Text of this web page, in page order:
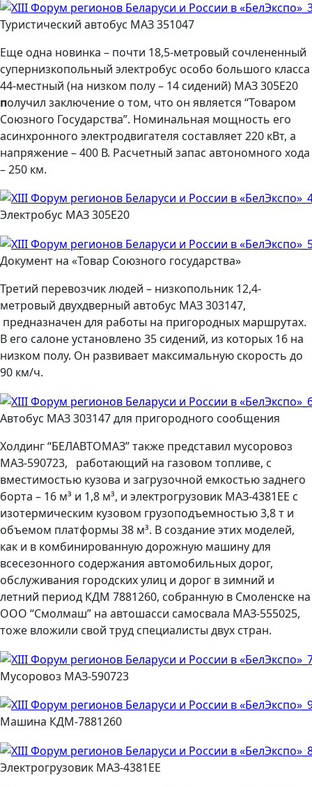
Туристический автобус МАЗ 351047
Еще одна новинка – почти 18,5-метровый сочлененный
супернизкопольный электробус особо большого класса
44-местный (на низком полу ­– 14 сидений) МАЗ 305Е20
получил заключение о том, что он является “Товаром
Союзного Государства”. Номинальная мощность его
асинхронного электродвигателя составляет 220 кВт, а
напряжение – 400 В. Расчетный запас автономного хода
– 250 км.
Электробус МАЗ 305Е20
Документ на «Товар Союзного государства»
Третий перевозчик людей – низкопольник 12,4-
метровый двухдверный автобус МАЗ 303147,
предназначен для работы на пригородных маршрутах.
В его салоне установлено 35 сидений, из которых 16 на
низком полу. Он развивает максимальную скорость до
90 км/ч.
Автобус МАЗ 303147 для пригородного сообщения
Холдинг “БЕЛАВТОМАЗ” также представил мусоровоз
МАЗ-590723,
работающий на газовом топливе, с
вместимостью кузова и загрузочной емкостью заднего
борта – 16 м³ и 1,8 м³, и электрогрузовик МАЗ-4381ЕЕ с
изотермическим кузовом грузоподъемностью 3,8 т и
объемом платформы 38 м³. В создание этих моделей,
как и в комбинированную дорожную машину для
всесезонного содержания автомобильных дорог,
обслуживания городских улиц и дорог в зимний и
летний период КДМ 7881260, собранную в Смоленске на
ООО “Смолмаш” на автошасси самосвала МАЗ-555025,
тоже вложили свой труд специалисты двух стран.
Мусоровоз МАЗ-590723
Машина КДМ-7881260
Электрогрузовик МАЗ-4381ЕЕ